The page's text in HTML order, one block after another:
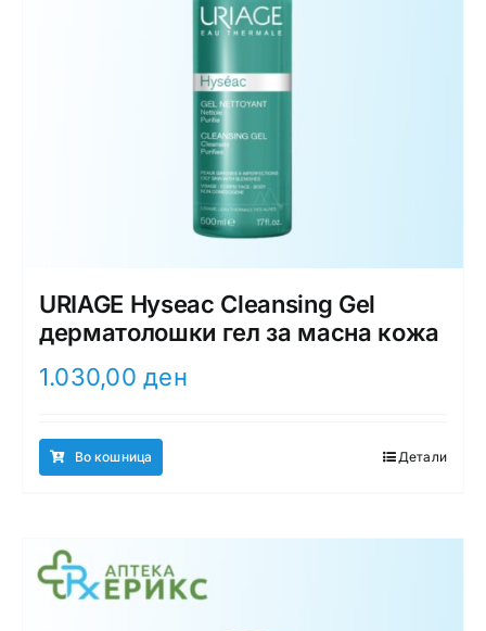
URIAGE Hysеac Cleansing Gel
дерматолошки гел за масна кожа
1.030,00ден
Во кошница Детали